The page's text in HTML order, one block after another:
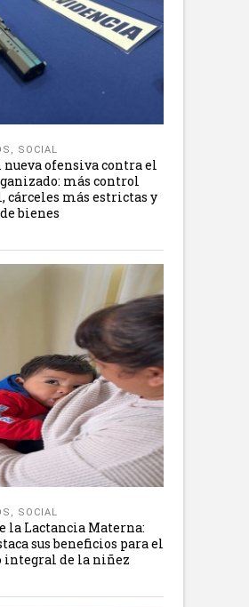
, SOCIAL
nueva ofensiva contra el
más control
más estrictas y
bienes
, SOCIAL
la Lactancia Materna:
sus beneficios para el
integral de la niñez